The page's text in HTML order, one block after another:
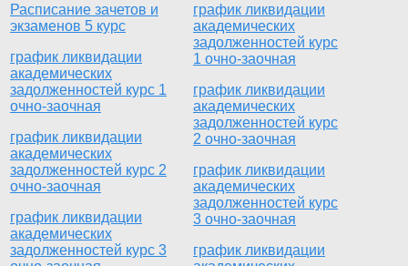
Расписание зачетов и
экзаменов 5 курс
график ликвидации
академических
задолженностей курс 1
очно-заочная
график ликвидации
академических
задолженностей курс 2
очно-заочная
график ликвидации
академических
задолженностей курс 3
график ликвидации
академических
задолженностей курс
1 очно-заочная
график ликвидации
академических
задолженностей курс
2 очно-заочная
график ликвидации
академических
задолженностей курс
3 очно-заочная
график ликвидации